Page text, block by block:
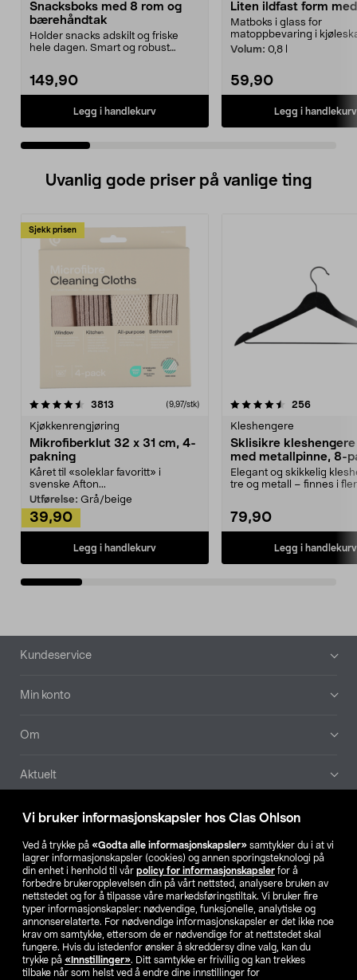
Vi bruker informasjonskapsler hos Clas Ohlson
Ved å trykke på «Godta alle informasjonskapsler» samtykker du i at vi
lagrer informasjonskapsler (cookies) og annen sporingsteknologi på
din enhet i henhold til vår policy for informasjonskapsler for å
forbedre brukeropplevelsen din på vårt nettsted, analysere bruken av
nettstedet og for å tilpasse våre markedsføringstiltak. Vi bruker fire
typer informasjonskapsler: nødvendige, funksjonelle, analytiske og
annonserelaterte. For nødvendige informasjonskapsler er det ikke noe
krav om samtykke, ettersom de er nødvendige for at nettstedet skal
fungere. Hvis du istedenfor ønsker å skreddersy dine valg, kan du
trykke på «Innstillinger». Ditt samtykke er frivillig og kan trekkes
tilbake når som helst ved å endre dine innstillinger for
Snacksboks med 8 rom og
bærehåndtak
Holder snacks adskilt og friske
hele dagen. Smart og robust
149,90
Legg i handlekurv
Liten ildfast form
Matboks i glass for
matoppbevaring i
Volum: 0,8 l
59,90
Legg i handlekurv
Uvanlig gode priser på vanlige ting
Sjekk prisen
3813 anmeldelser(9,97/stk)
Kjøkkenrengjøring
Mikrofiberklut 32 x 31 cm, 4-
pakning
Kåret til «soleklar favoritt» i
svenske Afton...
Utførelse: Grå/beige
39,90
Legg i handlekurv
4.5av 5 stjerner 256
Kleshengere
Sklisikre
med metallpinne, 8-
Elegant og skikkelig
tre og metall – finnes i
79,90
Legg i handlekurv
4.5av 5 stjerner
Bunntekst
Kundeservice
Min konto
Om
Aktuelt
Våre selskaper
Finn din butikk
SE NO FI